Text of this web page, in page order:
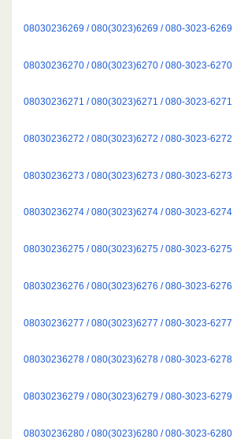
08030236269 / 080(3023)6269 / 080-3023-6269
08030236270 / 080(3023)6270 / 080-3023-6270
08030236271 / 080(3023)6271 / 080-3023-6271
08030236272 / 080(3023)6272 / 080-3023-6272
08030236273 / 080(3023)6273 / 080-3023-6273
08030236274 / 080(3023)6274 / 080-3023-6274
08030236275 / 080(3023)6275 / 080-3023-6275
08030236276 / 080(3023)6276 / 080-3023-6276
08030236277 / 080(3023)6277 / 080-3023-6277
08030236278 / 080(3023)6278 / 080-3023-6278
08030236279 / 080(3023)6279 / 080-3023-6279
08030236280 / 080(3023)6280 / 080-3023-6280